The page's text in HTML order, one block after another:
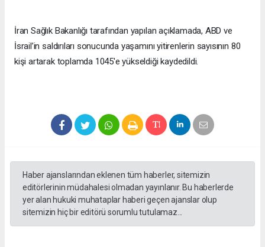
İran Sağlık Bakanlığı tarafından yapılan açıklamada, ABD ve
İsrail’in saldırıları sonucunda yaşamını yitirenlerin sayısının 80
kişi artarak toplamda 1045'e yükseldiği kaydedildi.
Haber ajanslarından eklenen tüm haberler, sitemizin
editörlerinin müdahalesi olmadan yayınlanır. Bu haberlerde
yer alan hukuki muhataplar haberi geçen ajanslar olup
sitemizin hiç bir editörü sorumlu tutulamaz...